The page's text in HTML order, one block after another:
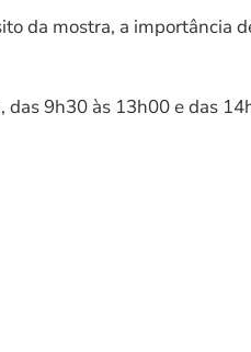
da mostra, a importância
9h30 às 13h00 e das